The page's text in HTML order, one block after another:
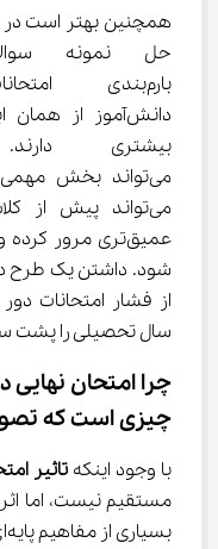
همچنین بهتر است
بارم‌بندی
بیشتری
عمیق‌تری مرور
سال تحصیلی را پشت
چیزی است که تصور می‌
با وجود اینکه تاثیر
مستقیم نیست، اما